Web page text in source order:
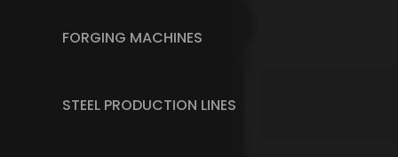
FORGING MACHINES
STEEL PRODUCTION LINES